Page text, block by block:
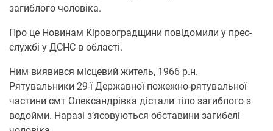
загиблого чоловіка.
Про це Новинам Кіровоградщини повідомили у прес-
службі у ДСНС в області.
Ним виявився місцевий житель, 1966 р.н.
Рятувальники 29-ї Державної пожежно-рятувальної
частини смт Олександрівка дістали тіло загиблого з
водойми. Наразі з’ясовуються обставини загибелі